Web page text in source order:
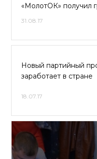
«МолотОК» получил
31.08.17
Новый партийный
заработает в стране
18.07.17